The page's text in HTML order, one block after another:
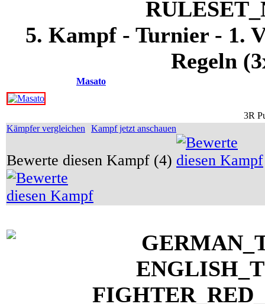
5. Kampf - Turnier - 1.
Regeln
Masato
3R
Kämpfer vergleichen
Kampf jetzt anschauen
Bewerte diesen Kampf (4)